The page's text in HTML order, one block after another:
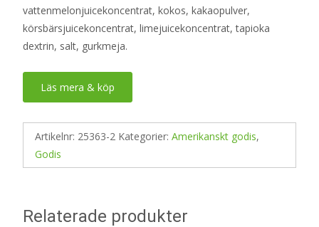
vattenmelonjuicekoncentrat, kokos, kakaopulver,
körsbärsjuicekoncentrat, limejuicekoncentrat, tapioka
dextrin, salt, gurkmeja.
Läs mera & köp
Artikelnr: 25363-2 Kategorier: Amerikanskt godis,
Godis
Relaterade produkter